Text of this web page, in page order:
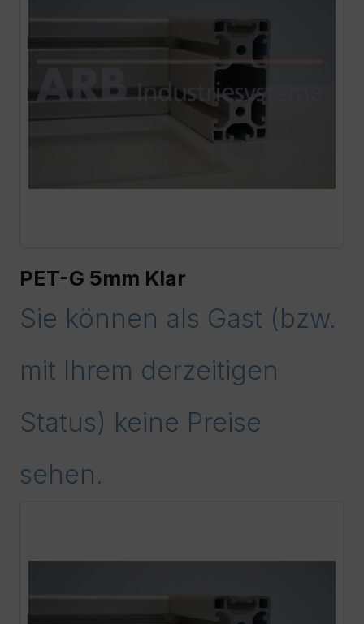
PET-G 5mm Klar
Sie können als Gast (bzw.
mit Ihrem derzeitigen
Status) keine Preise
sehen.